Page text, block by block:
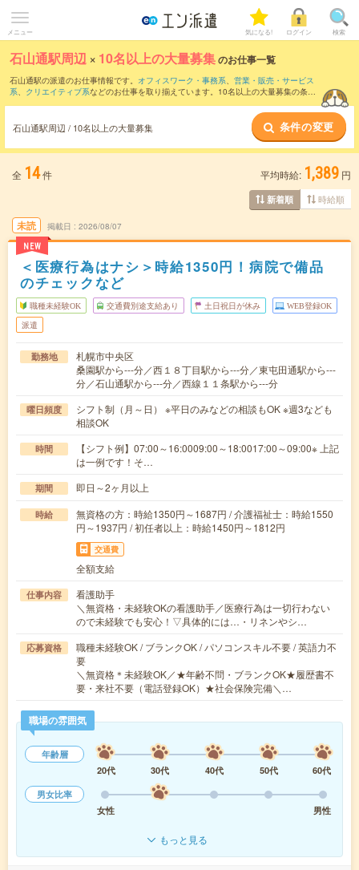
メニュー 気になる! ログイン 検索
石山通駅周辺 × 10名以上の大量募集のお仕事一覧
石山通駅の派遣のお仕事情報です。 オフィスワーク・事務系、 営業・販売・サービス
系、 クリエイティブ系などのお仕事を取り揃えています。10名以上の大量募集の条件
石山通駅周辺 / 10名以上の大量募集 条件の変更
全 14件 平均時給: 1,389 円
新着順 時給順
未読
NEW
掲載日 2026/08/07
＜医療行為はナシ＞時給1350円！病院で備品
のチェックなど
職種未経験OK 交通費別途支給あり 土日祝日が休み WEB登録OK
派遣
勤務地
札幌市中央区
桑園駅から---分／西１８丁目駅から---分／東屯田通駅から---
分／石山通駅から---分／西線１１条駅から---分
曜日頻度
シフト制（月～日） ※平日のみなどの相談もOK ※週3なども
相談OK
時間
【シフト例】07:00～16:0009:00～18:0017:00～09:00※ 上記
は一例です！そ…
期間 即日～2ヶ月以上
時給
無資格の方：時給1350円～1687円 / 介護福祉士：時給1550
円～1937円 / 初任者以上：時給1450円～1812円
交通費
全額支給
仕事内容
看護助手
＼無資格・未経験OKの看護助手／医療行為は一切行わない
ので未経験でも安心！▽具体的には…・リネンやシ…
応募資格
職種未経験OK / ブランクOK / パソコンスキル不要 / 英語力不
要
＼無資格＊未経験OK／★年齢不問・ブランクOK★履歴書不
要・来社不要（電話登録OK）★社会保険完備＼…
職場の雰囲気
年齢層
20代
30代 40代 50代
60代
男女比率
女性
男性
もっと見る